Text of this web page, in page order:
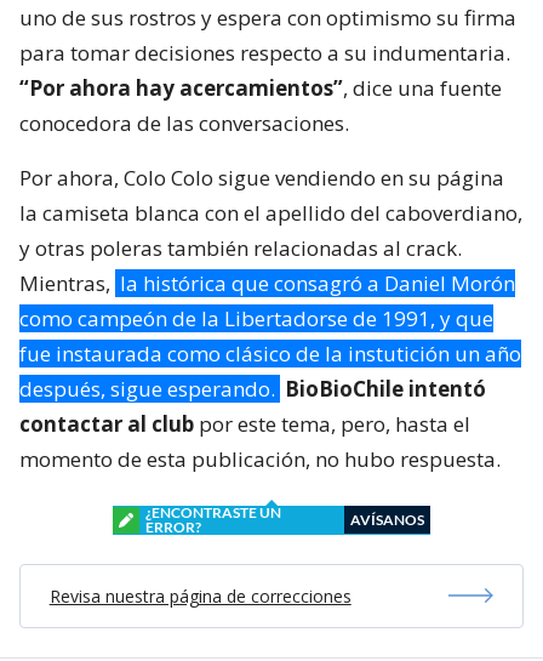
uno de sus rostros y espera con optimismo su firma
para tomar decisiones respecto a su indumentaria.
“Por ahora hay acercamientos”, dice una fuente
conocedora de las conversaciones.
Por ahora, Colo Colo sigue vendiendo en su página
la camiseta blanca con el apellido del caboverdiano,
y otras poleras también relacionadas al crack.
Mientras, la histórica que consagró a Daniel Morón
como campeón de la Libertadorse de 1991, y que
fue instaurada como clásico de la instutición un año
después, sigue esperando. BioBioChile intentó
contactar al club por este tema, pero, hasta el
momento de esta publicación, no hubo respuesta.
¿ENCONTRASTE UN
ERROR?
AVÍSANOS
Revisa nuestra página de correcciones